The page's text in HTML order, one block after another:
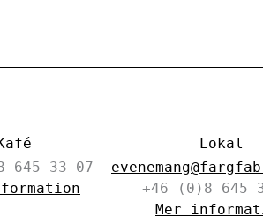
645 33 07
Lokal
+46 (0)8 645
Mer